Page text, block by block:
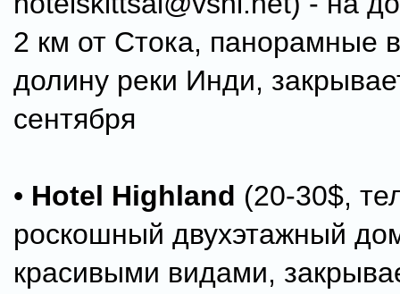
2 км от Стока, панорамные
долину реки Инди,
сентября
• Hotel Highland (20-30$,
роскошный двухэтажный
красивыми видами,